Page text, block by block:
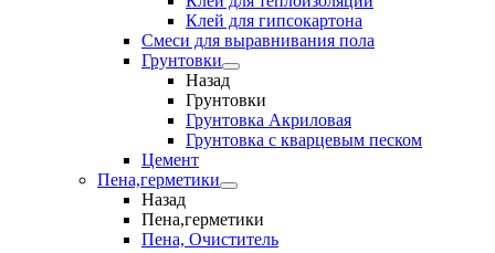
Клей для гипсокартона
Смеси для выравнивания пола
Грунтовки
Назад
Грунтовки
Грунтовка Акриловая
Грунтовка с кварцевым песком
Цемент
Пена,герметики
Назад
Пена,герметики
Пена, Очиститель